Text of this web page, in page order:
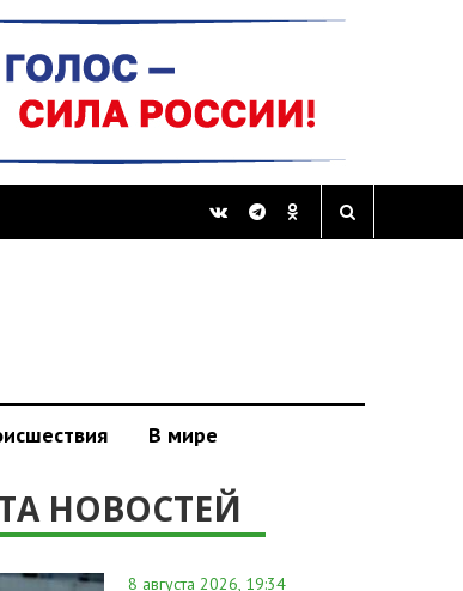
В мире
НОВОСТЕЙ
8 августа 2026, 19:34